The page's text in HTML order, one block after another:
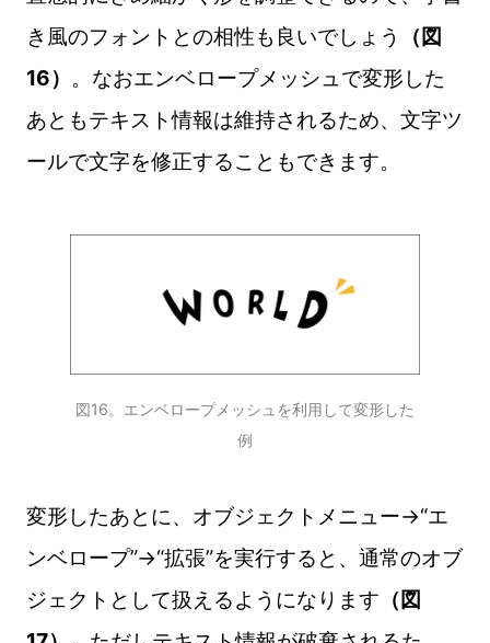
き風のフォントとの相性も良いでしょう
（図
16） 。なおエンベロープメッシュで変形した
あともテキスト情報は維持されるため、文字ツ
ールで文字を修正することもできます。
図16。エンベロープメッシュを利用して変形した
例
変形したあとに、オブジェクトメニュー→“エ
ンベロープ”→“拡張”を実行すると、通常のオブ
ジェクトとして扱えるようになります （図